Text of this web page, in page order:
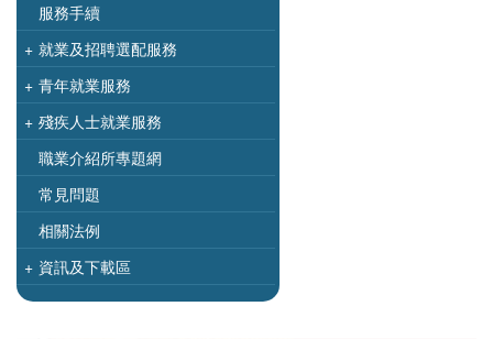
服務手續
+ 就業及招聘選配服務
+ 青年就業服務
+ 殘疾人士就業服務
職業介紹所專題網
常見問題
相關法例
+ 資訊及下載區